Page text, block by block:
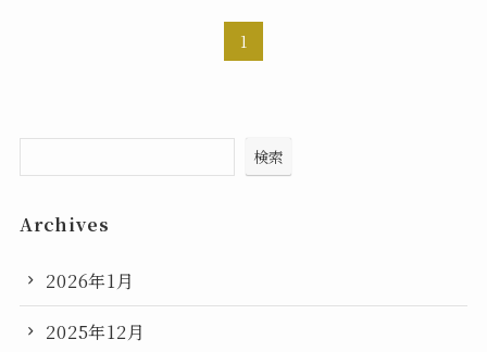
1
検索
Archives
2026年1月
2025年12月